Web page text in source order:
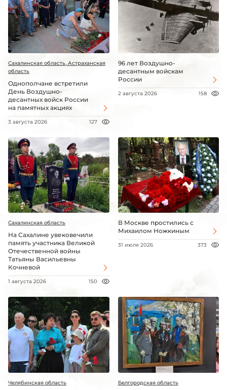
Сахалинская область, Астраханская
область
Однополчане встретили
День Воздушно-
десантных войск России
на памятных акциях
3 августа 2026 127
96 лет Воздушно-
десантным войскам
России
2 августа 2026 158
Сахалинская область
На Сахалине увековечили
память участника Великой
Отечественной войны
Татьяны Васильевны
Кочневой
1 августа 2026 150
В Москве простились с
Михаилом Ножкиным
31 июля 2026 373
Челябинская область Белгородская область